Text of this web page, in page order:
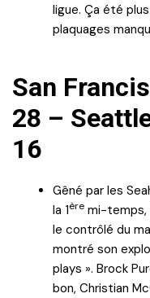
ligue. Ça été
plaquages
San
28 –
16
Gêné par les
la 1ère mi-temps,
le contrôlé du
montré son
plays ». Brock
bon, Christian